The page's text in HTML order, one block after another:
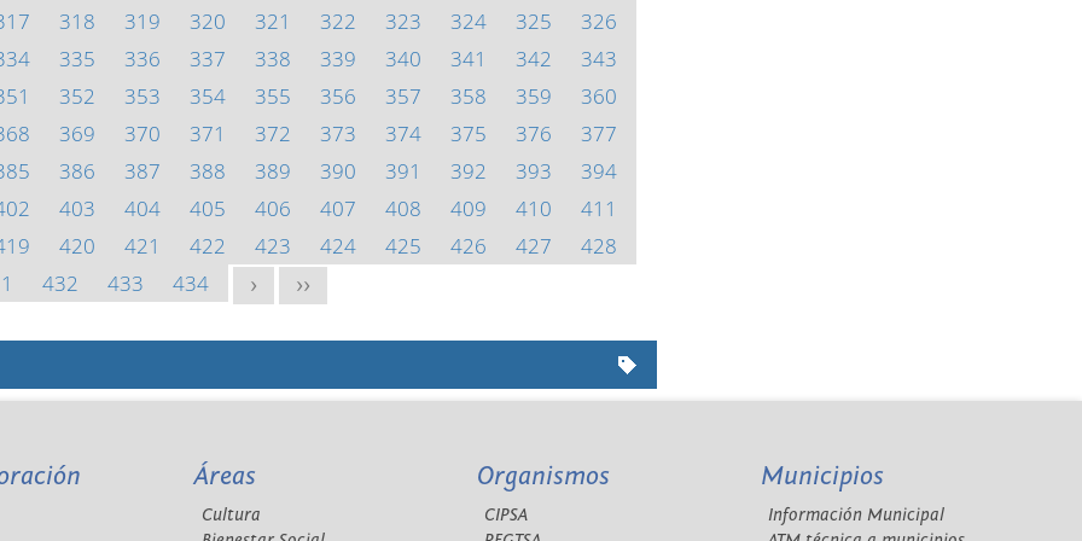
318 319 320 321 322 323 324 325
326
335 336 337 338 339 340 341 342
343
352 353 354 355 356 357 358 359
360
369 370 371 372 373 374 375 376
377
386 387 388 389 390 391 392 393
394
403 404 405 406 407 408 409 410
411
420 421 422 423 424 425 426 427
428
432 433 434 > >>
Áreas
Cultura
Organismos
CIPSA
Municipios
Información Municipal